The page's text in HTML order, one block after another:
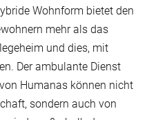
Wohnform bietet den
mehr als das
und dies, mit
Der ambulante Dienst
Humanas können nicht
sondern auch von